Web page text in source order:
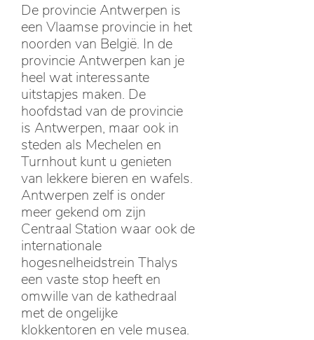
De provincie Antwerpen is
een Vlaamse provincie in het
noorden van België. In de
provincie Antwerpen kan je
heel wat interessante
uitstapjes maken. De
hoofdstad van de provincie
is Antwerpen, maar ook in
steden als Mechelen en
Turnhout kunt u genieten
van lekkere bieren en wafels.
Antwerpen zelf is onder
meer gekend om zijn
Centraal Station waar ook de
internationale
hogesnelheidstrein Thalys
een vaste stop heeft en
omwille van de kathedraal
met de ongelijke
klokkentoren en vele musea.